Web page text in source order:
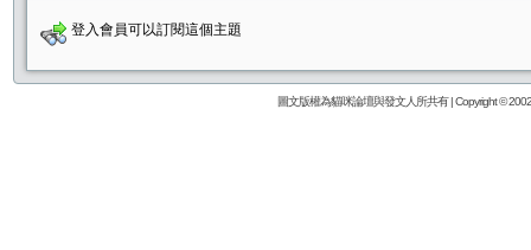
登入會員可以訂閱這個主題
圖文版權為貓咪論壇與發文人所共有 | Copyright ©